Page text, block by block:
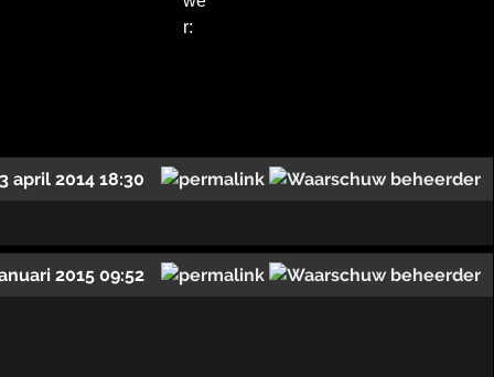
april 2014 18:30
2015 09:52